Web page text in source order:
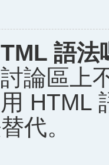
語法
論區上
HTML
代。